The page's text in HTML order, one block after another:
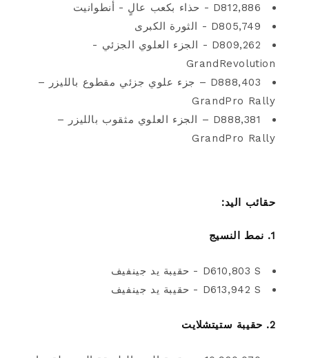
D812,886 - حذاء بكعب عالٍ - أنطوانيت
D805,749 - الثورة الكبرى
D809,262 - الجزء العلوي الجزئي -
GrandRevolution
D888,403 – جزء علوي جزئي مقطوع بالليزر –
GrandPro Rally
D888,381 – الجزء العلوي مثقوب بالليزر –
GrandPro Rally
حقائب اليد:
1. نمط النسيج
D610,803 S - حقيبة يد جينفيف
D613,942 S - حقيبة يد جينفيف
2. حقيبة ستيتشلايت